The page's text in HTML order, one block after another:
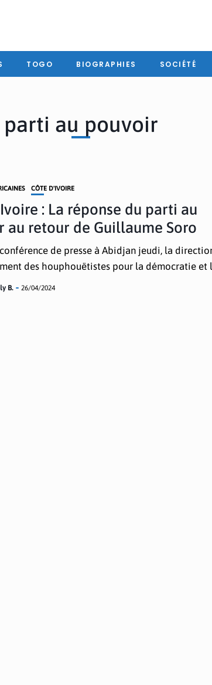
TOGO BIOGRAPHIES SOCIÉTÉ
parti au pouvoir
CÔTE D'IVOIRE
: La réponse du parti au
au retour de Guillaume Soro
conférence de presse à Abidjan jeudi, la
des houphouëtistes pour la démocratie et
B. 26/04/2024